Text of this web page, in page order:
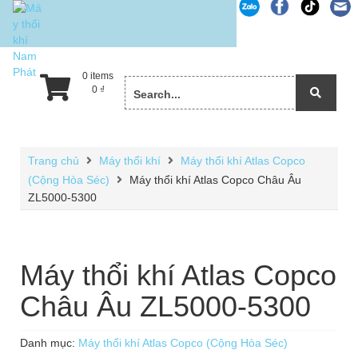
Skip
content
0 items
0 ₫
Search
for:
Trang chủ Máy thổi khí
Máy thổi khí Atlas Copco
(Cộng Hòa Séc)
Máy thổi khí Atlas Copco Châu Âu
ZL5000-5300
Máy thổi khí Atlas Copco
Châu Âu ZL5000-5300
Danh mục: Máy thổi khí Atlas Copco (Cộng Hòa Séc)